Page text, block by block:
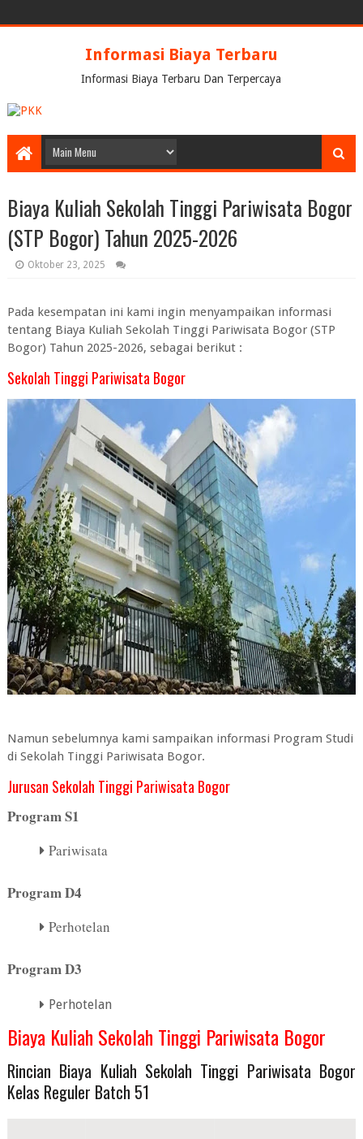
Informasi Biaya Terbaru
Informasi Biaya Terbaru Dan Terpercaya
Biaya Kuliah Sekolah Tinggi Pariwisata Bogor
(STP Bogor) Tahun 2025-2026
Oktober 23, 2025
Pada kesempatan ini kami ingin menyampaikan informasi
tentang Biaya Kuliah Sekolah Tinggi Pariwisata Bogor (STP
Bogor) Tahun 2025-2026, sebagai berikut :
Sekolah Tinggi Pariwisata Bogor
Namun sebelumnya kami sampaikan informasi Program Studi
di Sekolah Tinggi Pariwisata Bogor.
Jurusan Sekolah Tinggi Pariwisata Bogor
Program S1
Pariwisata
Program D4
Perhotelan
Program D3
Perhotelan
Biaya Kuliah Sekolah Tinggi Pariwisata Bogor
Rincian Biaya Kuliah Sekolah Tinggi Pariwisata Bogor
Kelas Reguler Batch 51